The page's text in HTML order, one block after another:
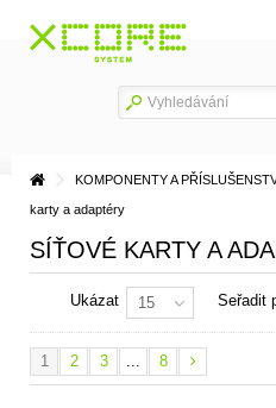
KOMPONENTY A
karty a adaptéry
SÍŤOVÉ KARTY A
Seřadit
Ukázat 15
1 2 3 ... 8